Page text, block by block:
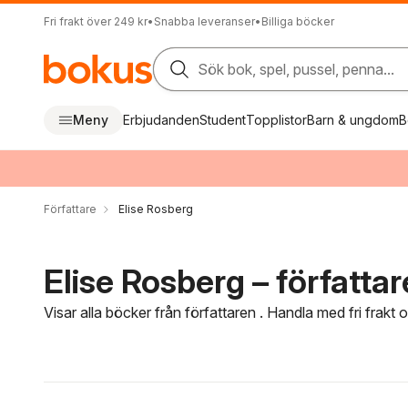
Fri frakt över 249 kr• Snabba leveranser• Billiga böcker
Sök bok, spel, pussel, penna...
Meny ErbjudandenStudentTopplistorBarn & ungdom
Författare Elise Rosberg
Elise Rosberg –
Visar alla böcker från författaren . Handla med fri frakt